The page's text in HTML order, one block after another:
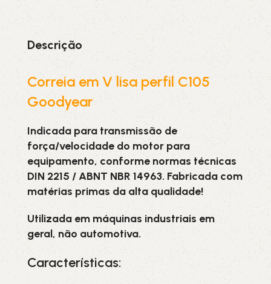
Descrição
Correia em V lisa perfil C105
Goodyear
Indicada para transmissão de
força/velocidade do motor para
equipamento, conforme normas técnicas
DIN 2215 / ABNT NBR 14963. Fabricada com
matérias primas da alta qualidade!
Utilizada em máquinas industriais em
geral, não automotiva.
Características: